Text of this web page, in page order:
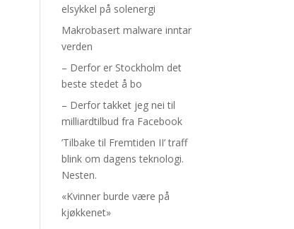
elsykkel på solenergi
Makrobasert malware inntar
verden
– Derfor er Stockholm det
beste stedet å bo
– Derfor takket jeg nei til
milliardtilbud fra Facebook
’Tilbake til Fremtiden II’ traff
blink om dagens teknologi.
Nesten.
«Kvinner burde være på
kjøkkenet»